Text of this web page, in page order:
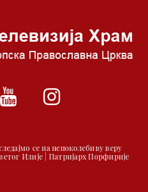
на сваки пун сат
се на непоколебиву веру
Илије | Патријарх Порфирије